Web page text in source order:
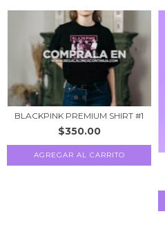
BLACKPINK PREMIUM SHIRT #1
$350.00
AGREGAR AL CARRITO